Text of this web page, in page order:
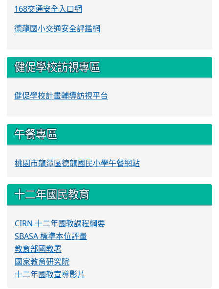
168交通安全入口網
德龍國小交通安全評鑑網
健促學校訪視專區
健促學校計畫輔導訪視平台
午餐專區
桃園市龍潭區德龍國民小學午餐網站
十二年國民教育
CIRN 十二年國教課程綱要
SBASA 標準本位評量
教育部國教署
國家教育研究院
十二年國教宣導影片